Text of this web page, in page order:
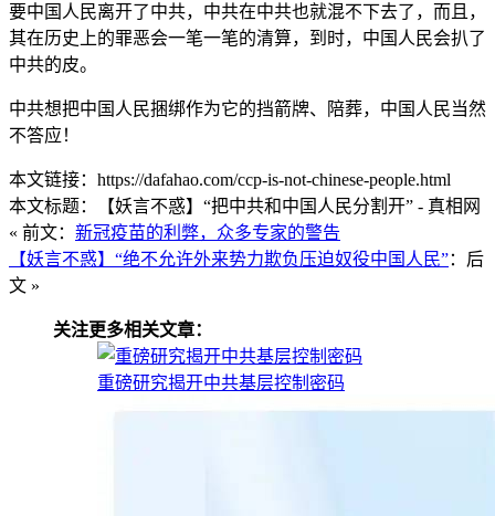
要中国人民离开了中共，中共在中共也就混不下去了，而且，
其在历史上的罪恶会一笔一笔的清算，到时，中国人民会扒了
中共的皮。
中共想把中国人民捆绑作为它的挡箭牌、陪葬，中国人民当然
不答应！
本文链接：https://dafahao.com/ccp-is-not-chinese-people.html
本文标题：【妖言不惑】“把中共和中国人民分割开” - 真相网
« 前文： 新冠疫苗的利弊，众多专家的警告
【妖言不惑】“绝不允许外来势力欺负压迫奴役中国人民”：后
文 »
关注更多相关文章：
重磅研究揭开中共基层控制密码